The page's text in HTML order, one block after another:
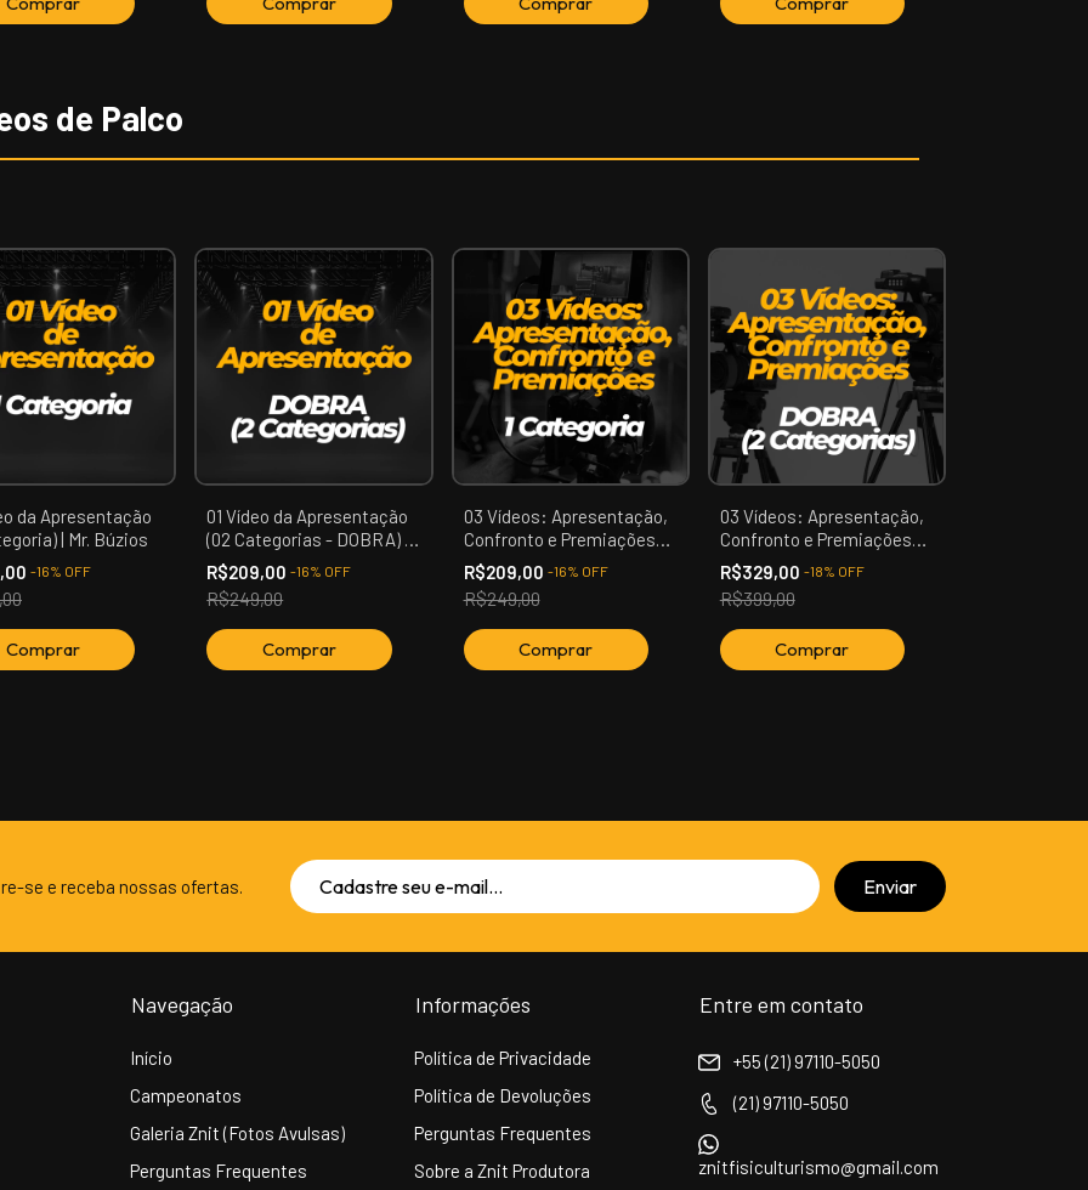
de Palco
da Apresentação
| Mr. Búzios
-16% OFF
01 Vídeo da Apresentação
(02 Categorias - DOBRA) |
Mr. Búzios
R$209,00-16% OFF
R$249,00
03 Vídeos: Apresentação,
Confronto e Premiações
(01 Categoria) | Mr. Búzios
R$209,00 -16% OFF
R$249,00
03 Vídeos: Apresentação,
Confronto e Premiações
(02 Categorias - DOBRA) |
Mr. Búzios
R$329,00 -18% OFF
R$399,00
se e receba nossas ofertas.
Navegação
Início
Campeonatos
Galeria Znit (Fotos Avulsas)
Perguntas Frequentes
Informações
Política de Privacidade
Política de Devoluções
Perguntas Frequentes
Sobre a Znit Produtora
Entre em contato
+55 (21) 97110-5050
(21) 97110-5050
znitfisiculturismo@gmail.com